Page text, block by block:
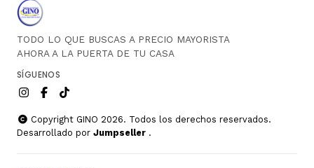
TODO LO QUE BUSCAS A PRECIO MAYORISTA
AHORA A LA PUERTA DE TU CASA
SÍGUENOS
Copyright GINO 2026. Todos los derechos reservados.
Desarrollado por Jumpseller .